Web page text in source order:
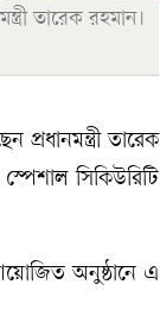
তারেক রহমান।
তারেক
সিকিউরিটি
অনুষ্ঠানে এ